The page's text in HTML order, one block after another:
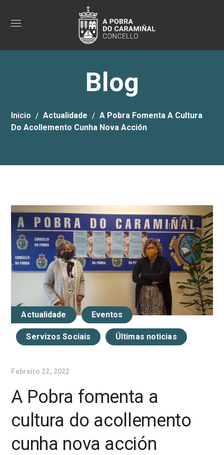
Blog
Inicio Actualidade
A Pobra Fomenta A Cultura
Do Acollemento Cunha Nova Acción
Actualidade Eventos
Servizos Sociais Últimas noticias
Febreiro 22, 2022
A Pobra fomenta a
cultura do acollemento
cunha nova acción